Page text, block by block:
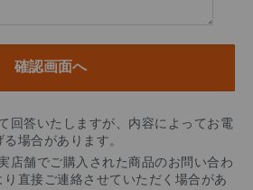
回答いたしますが、内容によってお電
場合があります。
店舗でご購入された商品のお問い合わ
直接ご連絡させていただく場合があ